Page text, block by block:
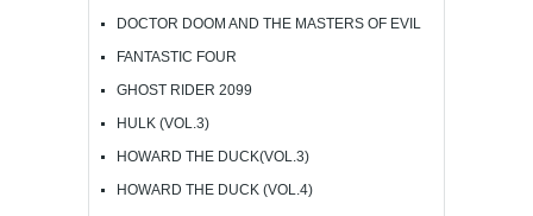
DOCTOR DOOM AND THE MASTERS OF EVIL
FANTASTIC FOUR
GHOST RIDER 2099
HULK (VOL.3)
HOWARD THE DUCK(VOL.3)
HOWARD THE DUCK (VOL.4)